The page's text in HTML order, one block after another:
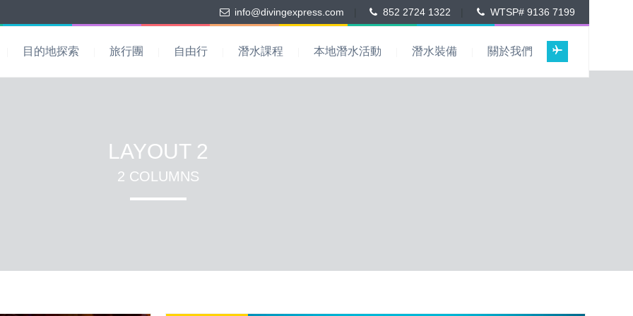
info@divingexpress.com 852 2724 1322 WTSP# 9136 7199
目的地探索 旅行團 自由行 潛水課程 本地潛水活動 潛水裝備 關於我們
LAYOUT 2
2 COLUMNS